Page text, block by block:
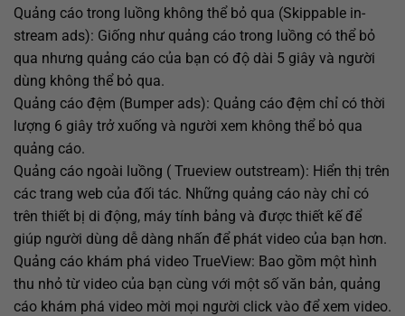
Quảng cáo trong luồng không thể bỏ qua (Skippable in-
stream ads): Giống như quảng cáo trong luồng có thể bỏ
qua nhưng quảng cáo của bạn có độ dài 5 giây và người
dùng không thể bỏ qua.
Quảng cáo đệm (Bumper ads): Quảng cáo đệm chỉ có thời
lượng 6 giây trở xuống và người xem không thể bỏ qua
quảng cáo.
Quảng cáo ngoài luồng ( Trueview outstream): Hiển thị trên
các trang web của đối tác. Những quảng cáo này chỉ có
trên thiết bị di động, máy tính bảng và được thiết kế để
giúp người dùng dễ dàng nhấn để phát video của bạn hơn.
Quảng cáo khám phá video TrueView: Bao gồm một hình
thu nhỏ từ video của bạn cùng với một số văn bản, quảng
cáo khám phá video mời mọi người click vào để xem video.